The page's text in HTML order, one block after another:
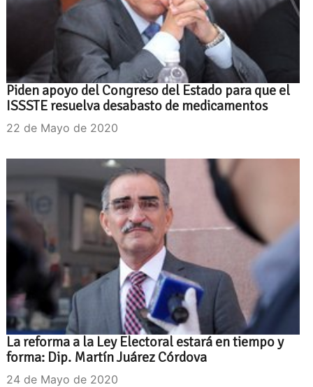
Piden apoyo del Congreso del Estado para que el
ISSSTE resuelva desabasto de medicamentos
22 de Mayo de 2020
La reforma a la Ley Electoral estará en tiempo y
forma: Dip. Martín Juárez Córdova
24 de Mayo de 2020